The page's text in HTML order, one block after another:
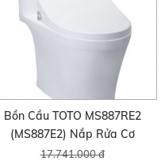
Bồn Cầu TOTO MS887RE2
(MS887E2) Nắp Rửa Cơ
17.741.000 đ